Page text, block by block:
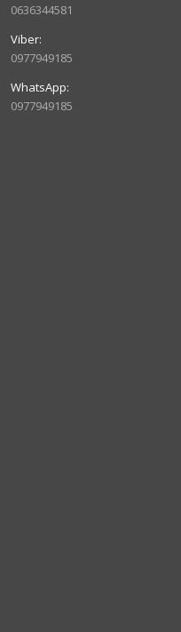
0636344581
0977949185
0977949185